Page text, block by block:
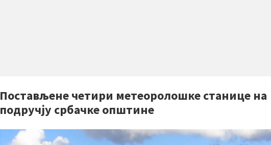
Постављене четири метеоролошке станице на
подручју србачке општине